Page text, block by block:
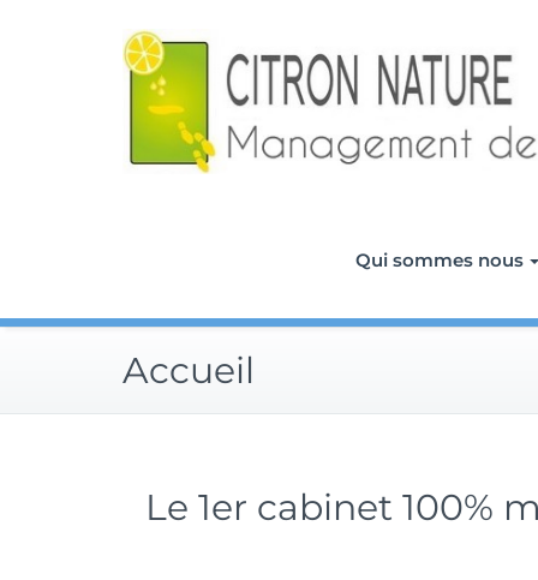
Qui sommes nous
Accueil
Le 1er cabinet 100%